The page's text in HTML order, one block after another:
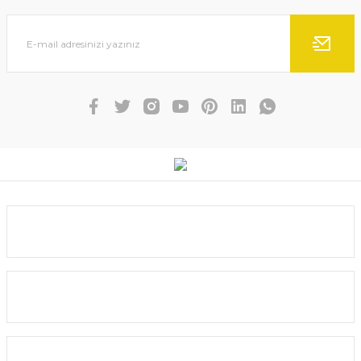
Ürün fiyatı diğer sitelerden daha pahalı.
Bu ürüne benzer farklı alternatifler olmalı.
Gönder